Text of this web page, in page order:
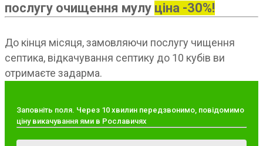
послугу очищення мулу ціна -30%!
До кінця місяця, замовляючи послугу чищення
септика, відкачування септику до 10 кубів ви
отримаєте задарма.
Заповніть поля. Через 10 хвилин передзвонимо, повідомимо
ціну викачування ями в Рославичях